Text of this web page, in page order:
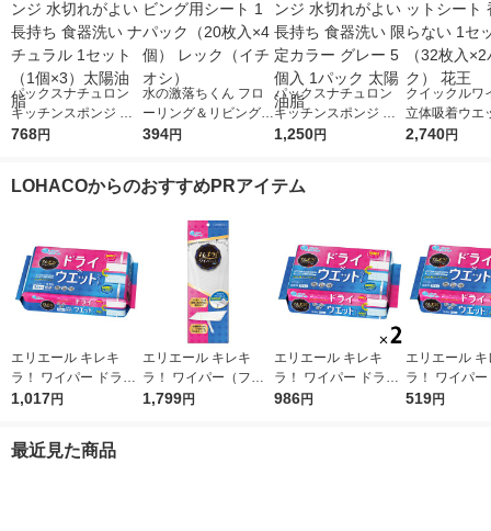
パックスナチュロン
キッチンスポンジ 水
切れがよい 長持ち 食
油脂
768円
水の激落ちくん フロ
ーリング＆リビング用
シート 1パック（20枚
394円
パックスナチュロン
キッチンスポンジ 水
切れがよい 長持ち 食
陽油脂
1,250円
クイックルワ
立体吸着ウエ
ト 香り残らな
2,740円
LOHACOからのおすすめPRアイテム
エリエール キレキ
ラ！ ワイパー ドライ
×ウエットシート 1パ
1,017円
エリエール キレキ
ラ！ ワイパー（フロ
ーリングワイパー）
1,799円
エリエール キレキ
ラ！ ワイパー ドライ
×ウエットシート 1セ
986円
エリエール キ
ラ！ ワイパ
×ウエットシ
519円
最近見た商品